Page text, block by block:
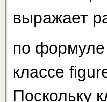
выражает
по формуле
классе
Поскольку